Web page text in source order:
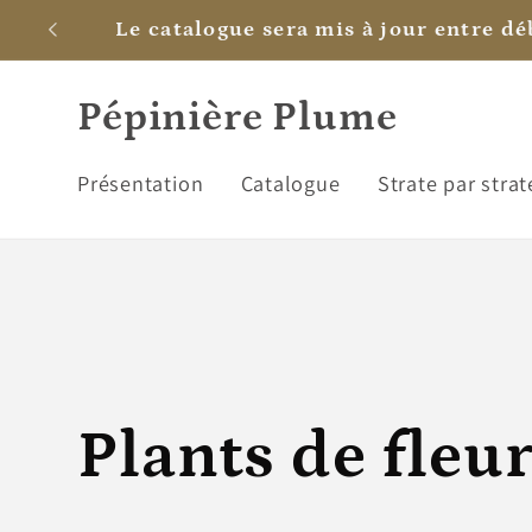
passer
au
C'est bientôt son
Pépinière Plume
Présentation Catalogue Strate par
C
Plants de